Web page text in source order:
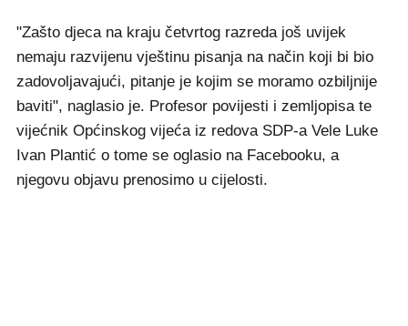
"Zašto djeca na kraju četvrtog razreda još uvijek
nemaju razvijenu vještinu pisanja na način koji bi bio
zadovoljavajući, pitanje je kojim se moramo ozbiljnije
baviti", naglasio je. Profesor povijesti i zemljopisa te
vijećnik Općinskog vijeća iz redova SDP-a Vele Luke
Ivan Plantić o tome se oglasio na Facebooku, a
njegovu objavu prenosimo u cijelosti.